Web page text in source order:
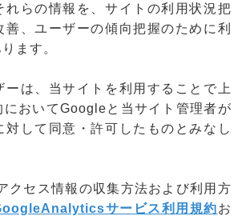
れらの情報を、サイトの利用状況把
善、ユーザーの傾向把握のために利
ます。
ーは、当サイトを利用することで上
においてGoogleと当サイト管理者が
対して同意・許可したものとみなし
クセス情報の収集方法および利用方
サービス利用規約お